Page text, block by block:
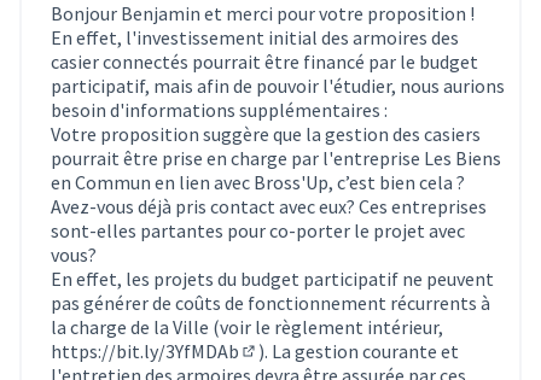
Bonjour Benjamin et merci pour votre proposition !
En effet, l'investissement initial des armoires des
casier connectés pourrait être financé par le budget
participatif, mais afin de pouvoir l'étudier, nous aurions
besoin d'informations supplémentaires :
Votre proposition suggère que la gestion des casiers
pourrait être prise en charge par l'entreprise Les Biens
en Commun en lien avec Bross'Up, c’est bien cela ?
Avez-vous déjà pris contact avec eux? Ces entreprises
sont-elles partantes pour co-porter le projet avec
vous?
En effet, les projets du budget participatif ne peuvent
pas générer de coûts de fonctionnement récurrents à
la charge de la Ville (voir le règlement intérieur,
https://bit.ly/3YfMDAb
(Lien externe)
). La gestion courante et